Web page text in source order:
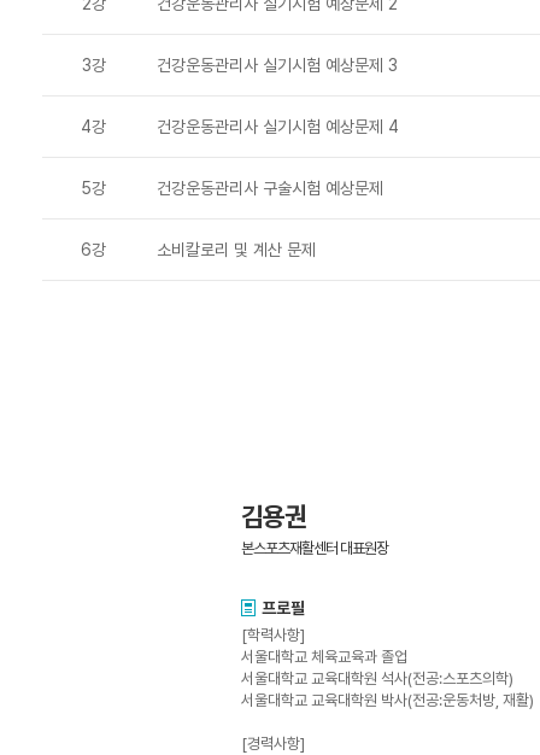
3강 건강운동관리사 실기시험 예상문제 3
4강 건강운동관리사 실기시험 예상문제 4
5강 건강운동관리사 구술시험 예상문제
6강 소비칼로리 및 계산 문제
김용권
본스포츠재활센터 대표원장
프로필
[학력사항]
서울대학교 체육교육과 졸업
서울대학교 교육대학원 석사(전공:스포츠의학)
서울대학교 교육대학원 박사(전공:운동처방, 재활)
[경력사항]